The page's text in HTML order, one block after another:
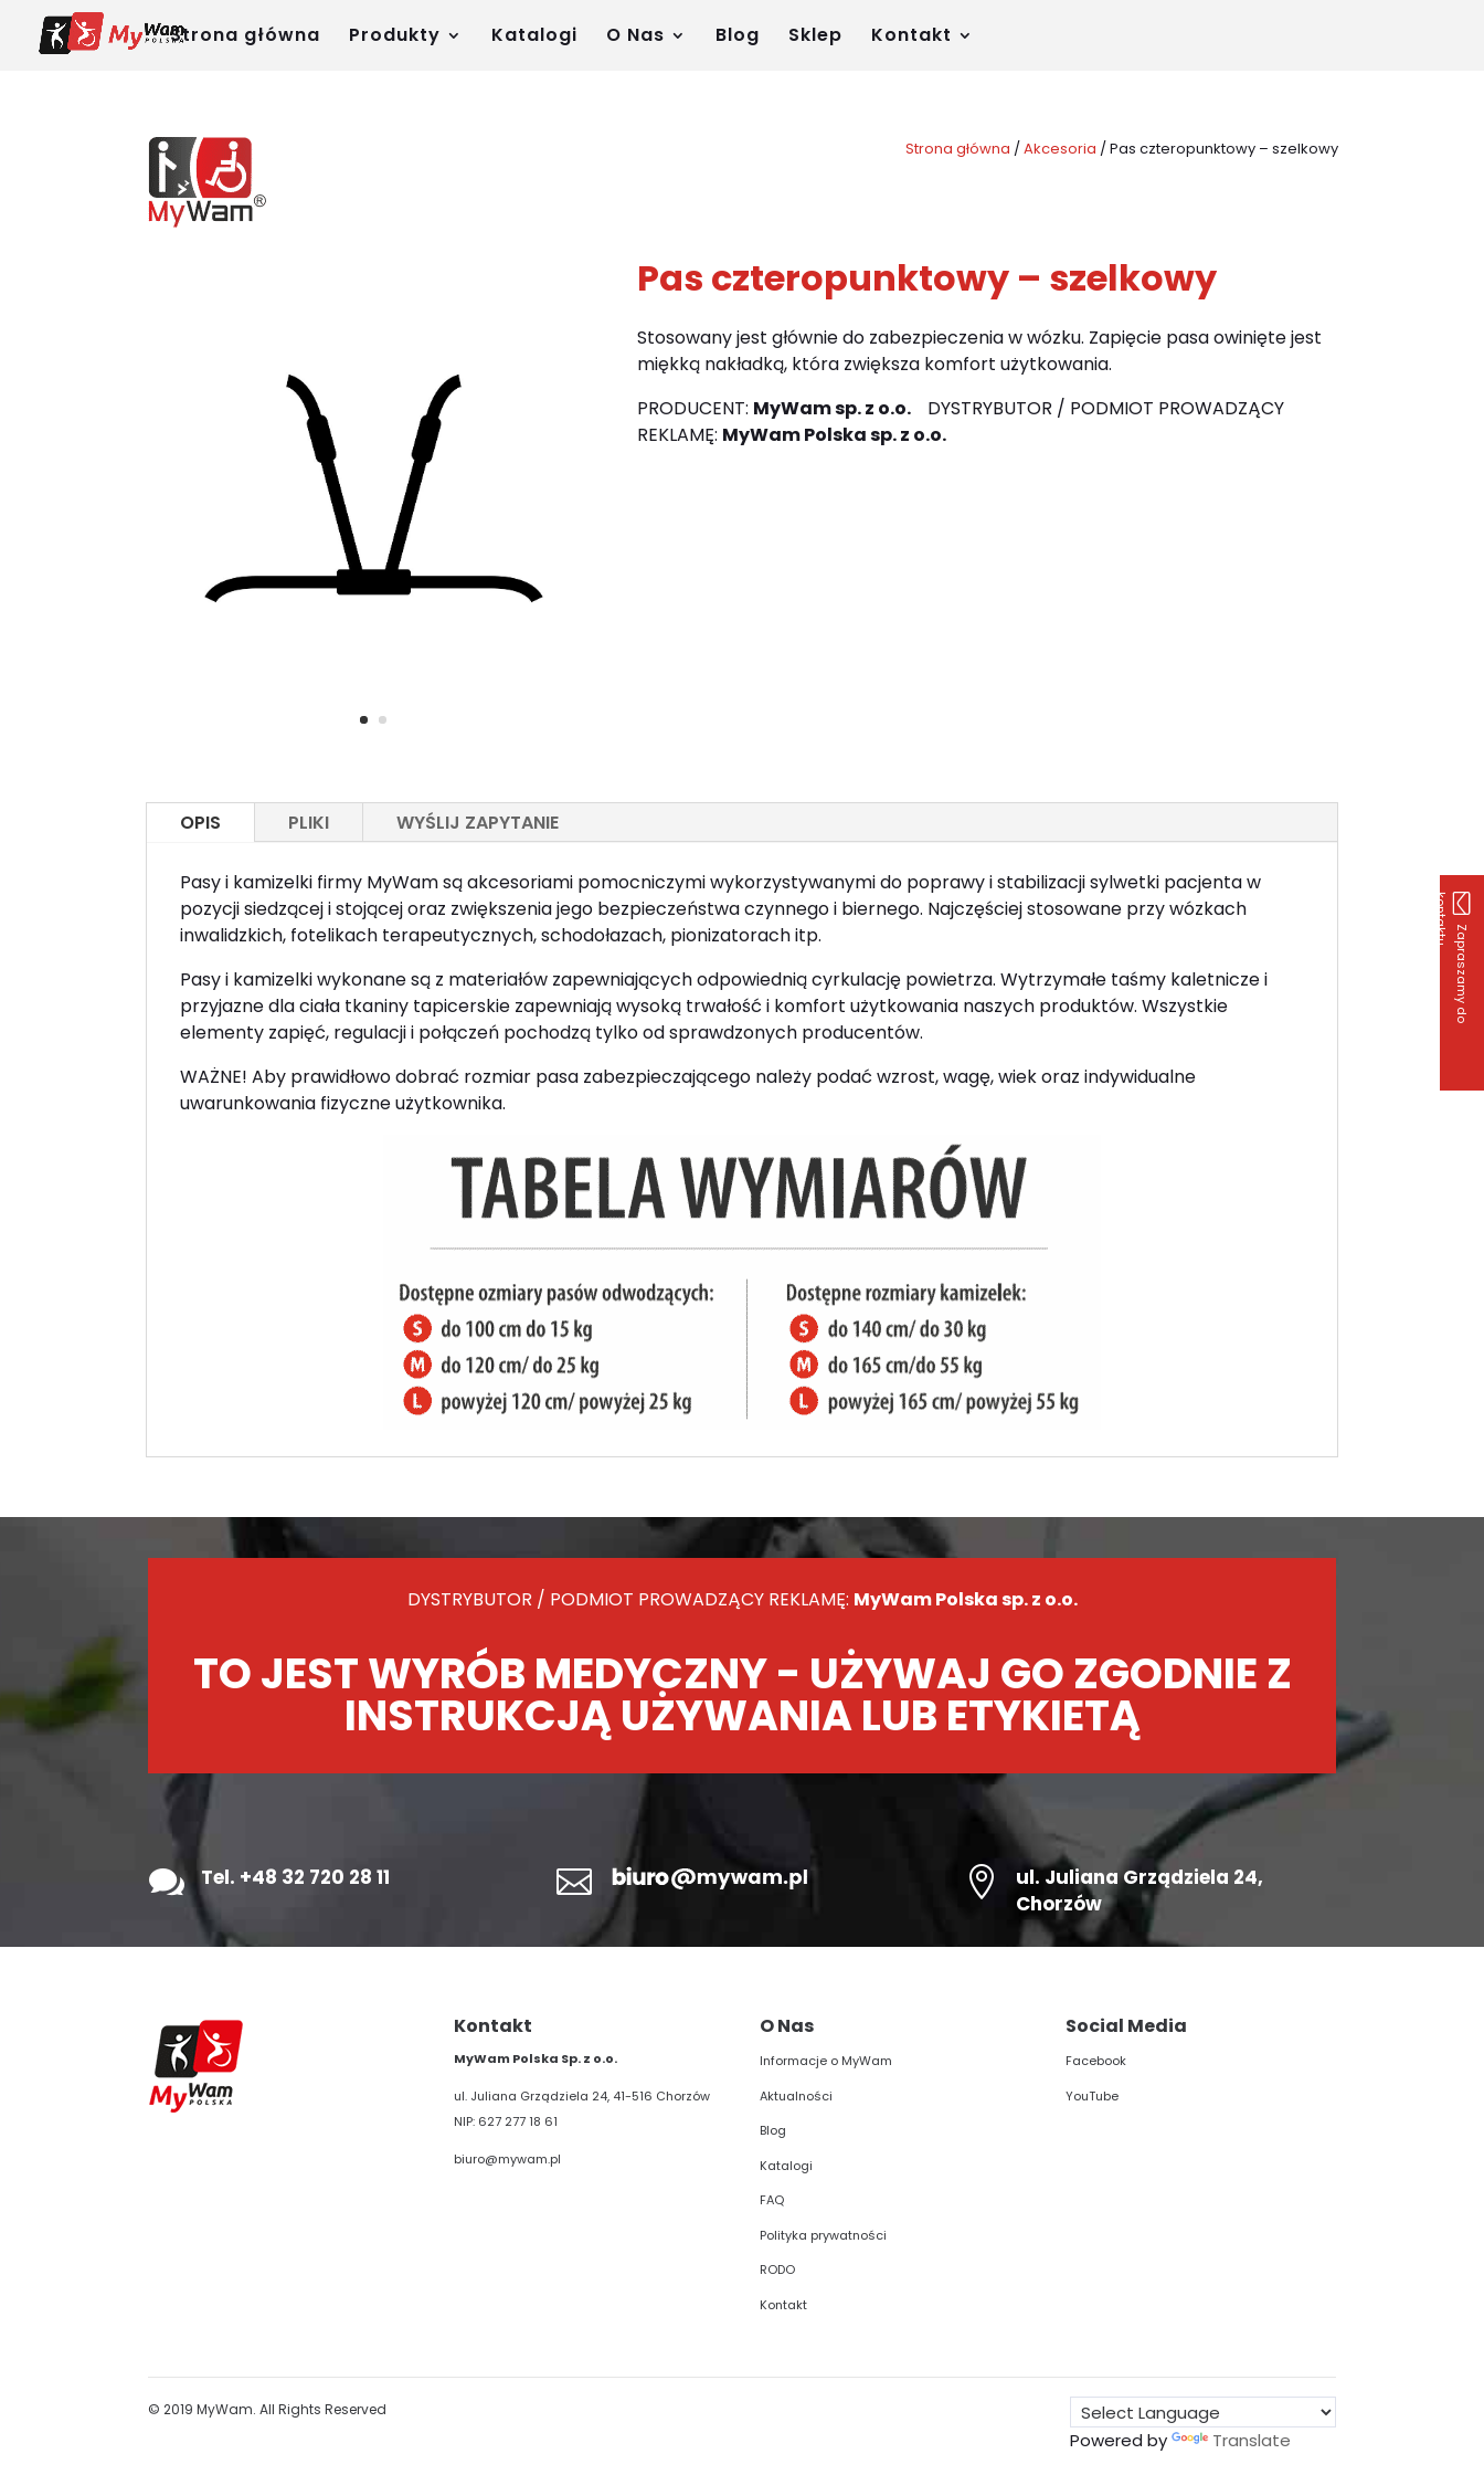
Z
a
p
r
a
s
z
a
m
y
d
o
k
o
n
t
a
k
t
u
Strona główna Produkty Katalogi O Nas Blog Sklep Kontakt
Strona główna /Akcesoria /Pas czteropunktowy – szelkowy
Pas czteropunktowy – szelkowy
Stosowany jest głównie do zabezpieczenia w wózku. Zapięcie pasa owinięte jest
miękką nakładką, która zwiększa komfort użytkowania.
PRODUCENT: MyWam sp. z o.o. DYSTRYBUTOR / PODMIOT PROWADZĄCY
REKLAMĘ: MyWam Polska sp. z o.o.
OPIS PLIKI WYŚLIJ ZAPYTANIE
Pasy i kamizelki firmy MyWam są akcesoriami pomocniczymi wykorzystywanymi do poprawy i stabilizacji sylwetki pacjenta w
pozycji siedzącej i stojącej oraz zwiększenia jego bezpieczeństwa czynnego i biernego. Najczęściej stosowane przy wózkach
inwalidzkich, fotelikach terapeutycznych, schodołazach, pionizatorach itp.
Pasy i kamizelki wykonane są z materiałów zapewniających odpowiednią cyrkulację powietrza. Wytrzymałe taśmy kaletnicze i
przyjazne dla ciała tkaniny tapicerskie zapewniają wysoką trwałość i komfort użytkowania naszych produktów. Wszystkie
elementy zapięć, regulacji i połączeń pochodzą tylko od sprawdzonych producentów.
WAŻNE! Aby prawidłowo dobrać rozmiar pasa zabezpieczającego należy podać wzrost, wagę, wiek oraz indywidualne
uwarunkowania fizyczne użytkownika.
DYSTRYBUTOR / PODMIOT PROWADZĄCY REKLAMĘ: MyWam Polska sp. z o.o.
TO JEST WYRÓB MEDYCZNY - UŻYWAJ GO ZGODNIE Z
INSTRUKCJĄ UŻYWANIA LUB ETYKIETĄ
 Tel. +48 32 720 28 11   ul.Juliana Grządziela 24,
Chorzów
Kontakt
MyWam Polska Sp. z o.o.
ul. Juliana Grządziela 24, 41-516 Chorzów
NIP: 627 277 18 61
biuro@mywam.pl
O Nas
Informacje o MyWam
Aktualności
Blog
Katalogi
FAQ
Polityka prywatności
RODO
Kontakt
Social Media
Facebook
YouTube
© 2019 MyWam. All Rights Reserved
Powered by Translate